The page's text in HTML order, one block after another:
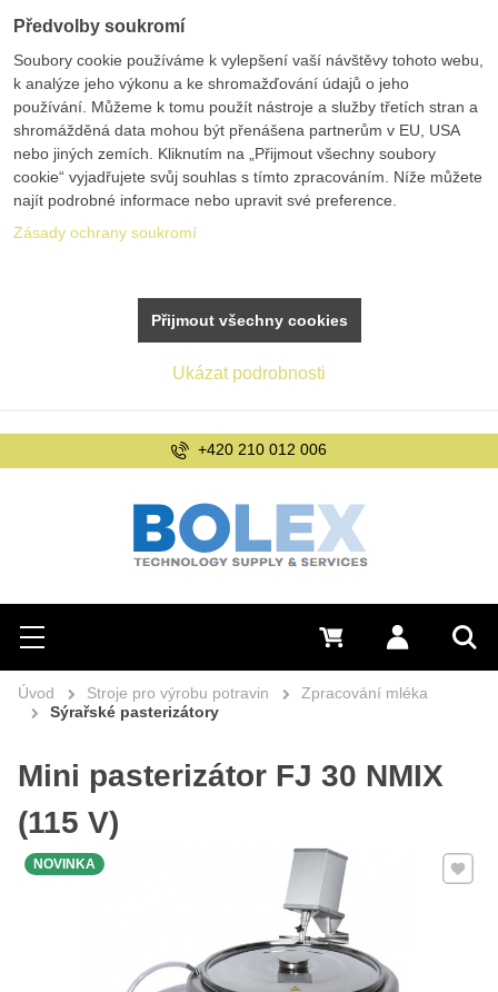
Hledat
Menu Přihlásit se
0 Kč
Úvod Stroje pro výrobu potravin
Zpracování mléka
Sýrařské pasterizátory
Mini pasterizátor FJ 30 NMIX
(115 V)
Přidat
NOVINKA
Předvolby soukromí
Soubory cookie používáme k vylepšení vaší návštěvy tohoto webu,
k analýze jeho výkonu a ke shromažďování údajů o jeho
používání. Můžeme k tomu použít nástroje a služby třetích stran a
shromážděná data mohou být přenášena partnerům v EU, USA
nebo jiných zemích. Kliknutím na „Přijmout všechny soubory
cookie“ vyjadřujete svůj souhlas s tímto zpracováním. Níže můžete
najít podrobné informace nebo upravit své preference.
Zásady ochrany soukromí
Ukázat podrobnosti
Přijmout všechny cookies